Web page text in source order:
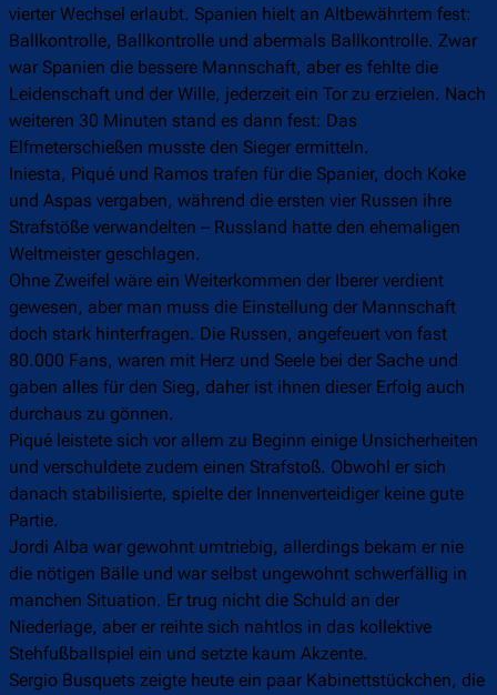
vierter Wechsel erlaubt. Spanien hielt an Altbewährtem fest:
Ballkontrolle, Ballkontrolle und abermals Ballkontrolle. Zwar
war Spanien die bessere Mannschaft, aber es fehlte die
Leidenschaft und der Wille, jederzeit ein Tor zu erzielen. Nach
weiteren 30 Minuten stand es dann fest: Das
Elfmeterschießen musste den Sieger ermitteln.
Iniesta, Piqué und Ramos trafen für die Spanier, doch Koke
und Aspas vergaben, während die ersten vier Russen ihre
Strafstöße verwandelten – Russland hatte den ehemaligen
Weltmeister geschlagen.
Ohne Zweifel wäre ein Weiterkommen der Iberer verdient
gewesen, aber man muss die Einstellung der Mannschaft
doch stark hinterfragen. Die Russen, angefeuert von fast
80.000 Fans, waren mit Herz und Seele bei der Sache und
gaben alles für den Sieg, daher ist ihnen dieser Erfolg auch
durchaus zu gönnen.
Piqué leistete sich vor allem zu Beginn einige Unsicherheiten
und verschuldete zudem einen Strafstoß. Obwohl er sich
danach stabilisierte, spielte der Innenverteidiger keine gute
Partie.
Jordi Alba war gewohnt umtriebig, allerdings bekam er nie
die nötigen Bälle und war selbst ungewohnt schwerfällig in
manchen Situation. Er trug nicht die Schuld an der
Niederlage, aber er reihte sich nahtlos in das kollektive
Stehfußballspiel ein und setzte kaum Akzente.
Sergio Busquets zeigte heute ein paar Kabinettstückchen, die